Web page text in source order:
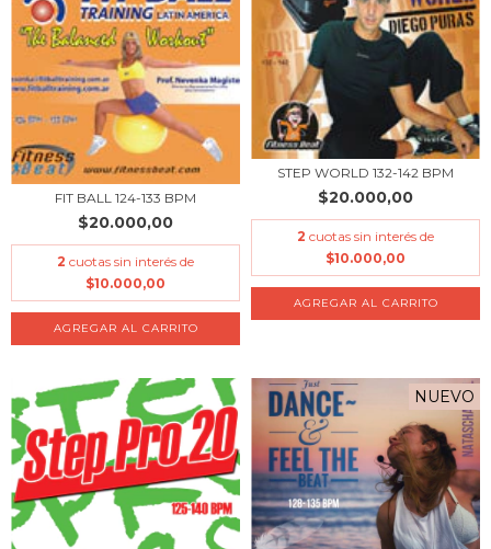
FIT BALL 124-133 BPM
$20.000,00
2 cuotas sin interés de
$10.000,00
STEP WORLD 132-142 BPM
$20.000,00
2 cuotas sin interés de
$10.000,00
NUEVO